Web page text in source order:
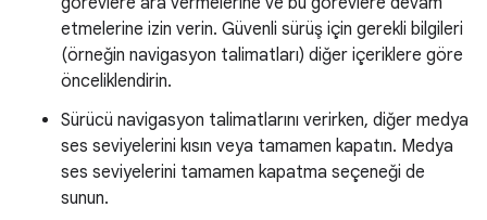
etmelerine izin verin. Güvenli sürüş için gerekli bilgileri
(örneğin navigasyon talimatları) diğer içeriklere göre
önceliklendirin.
Sürücü navigasyon talimatlarını verirken, diğer medya
ses seviyelerini kısın veya tamamen kapatın. Medya
ses seviyelerini tamamen kapatma seçeneği de
sunun.